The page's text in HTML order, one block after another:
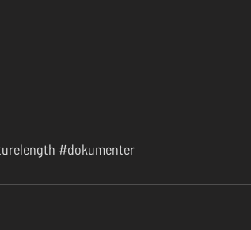
#dokumenter